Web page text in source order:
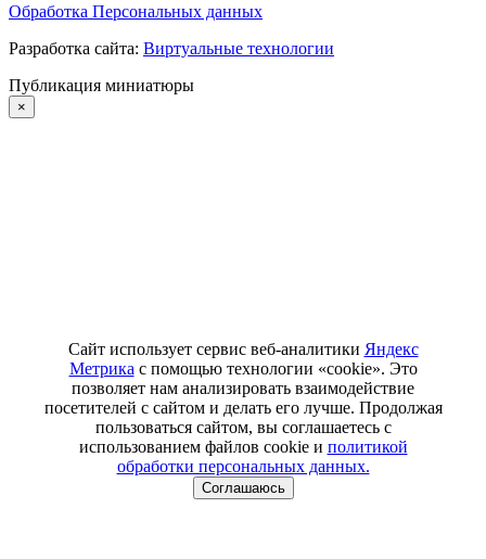
Обработка Персональных данных
Разработка сайта: Виртуальные технологии
Публикация миниатюры
×
Сайт использует сервис веб-аналитики Яндекс
Метрика с помощью технологии «cookie». Это
позволяет нам анализировать взаимодействие
посетителей с сайтом и делать его лучше. Продолжая
пользоваться сайтом, вы соглашаетесь с
использованием файлов cookie и политикой
обработки персональных данных.
Соглашаюсь